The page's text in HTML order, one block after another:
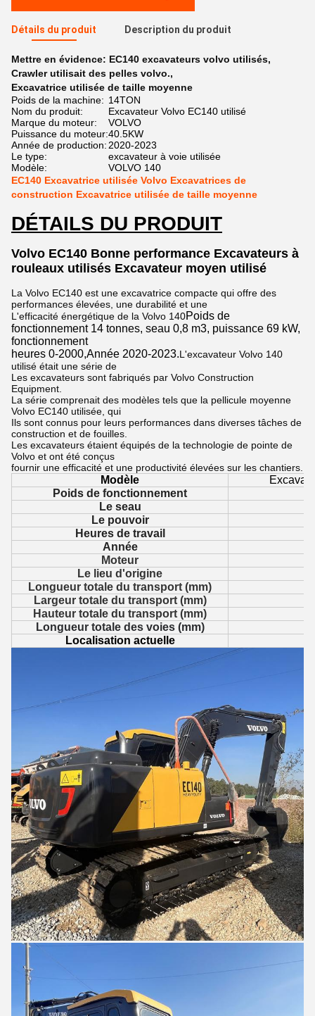
Détails du produit Description du produit
Mettre en évidence: EC140 excavateurs volvo utilisés,
Crawler utilisait des pelles volvo.,
Excavatrice utilisée de taille moyenne
Poids de la machine: 14TON
Nom du produit:
Excavateur Volvo EC140 utilisé
Marque du moteur:
VOLVO
Puissance du moteur:40.5KW
Année de production: 2020-2023
Le type:
excavateur à voie utilisée
Modèle:
VOLVO 140
EC140 Excavatrice utilisée Volvo Excavatrices de
construction Excavatrice utilisée de taille moyenne
DÉTAILS DU PRODUIT
Volvo EC140 Bonne performance Excavateurs à
rouleaux utilisés Excavateur moyen utilisé
La Volvo EC140 est une excavatrice compacte qui offre des
performances élevées, une durabilité et une
L'efficacité énergétique de la Volvo 140Poids de
fonctionnement 14 tonnes, seau 0,8 m3, puissance 69 kW,
fonctionnement
heures 0-2000,Année 2020-2023.L'excavateur Volvo 140
utilisé était une série de
Les excavateurs sont fabriqués par Volvo Construction
Equipment.
La série comprenait des modèles tels que la pellicule moyenne
Volvo EC140 utilisée, qui
Ils sont connus pour leurs performances dans diverses tâches de
construction et de fouilles.
Les excavateurs étaient équipés de la technologie de pointe de
Volvo et ont été conçus
fournir une efficacité et une productivité élevées sur les chantiers.
Modèle
Poids de fonctionnement
Le seau
Le pouvoir
Heures de travail
Année
Moteur
Le lieu d'origine
Longueur totale du transport (mm)
Largeur totale du transport (mm)
Hauteur totale du transport (mm)
Longueur totale des voies (mm)
Localisation actuelle